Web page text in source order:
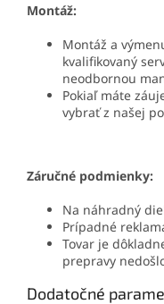
Montáž:
Montáž a
kvalifikovaný
neodbornou
Pokiaľ máte
vybrať z našej
Záručné podmienky:
Na náhradný
Prípadné
Tovar je
prepravy
Dodatočné